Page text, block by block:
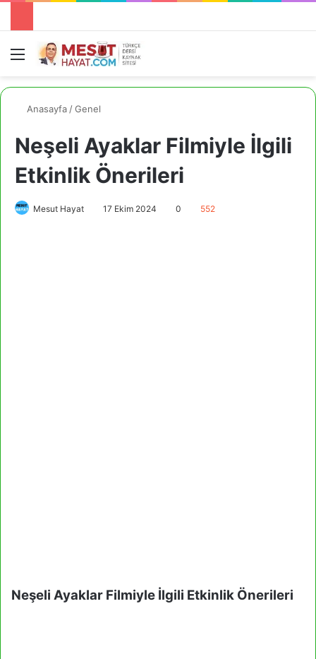
Menü
Anasayfa /Genel
Neşeli Ayaklar Filmiyle İlgili
Etkinlik Önerileri
Mesut Hayat 17 Ekim 2024 0 552
Neşeli Ayaklar Filmiyle İlgili Etkinlik Önerileri